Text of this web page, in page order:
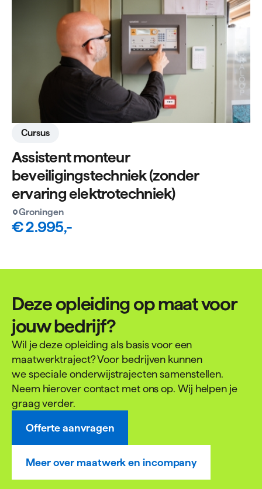
Assistent monteur
beveiligingstechniek (zonder
ervaring elektrotechniek)
Cursus
Groningen
€ 2.995,-
Deze opleiding op maat voor
jouw bedrijf?
Wil je deze opleiding als basis voor een
maatwerktraject? Voor bedrijven kunnen
we speciale onderwijstrajecten samenstellen.
Neem hierover contact met ons op. Wij helpen je
graag verder.
Offerte aanvragen
Meer over maatwerk en incompany